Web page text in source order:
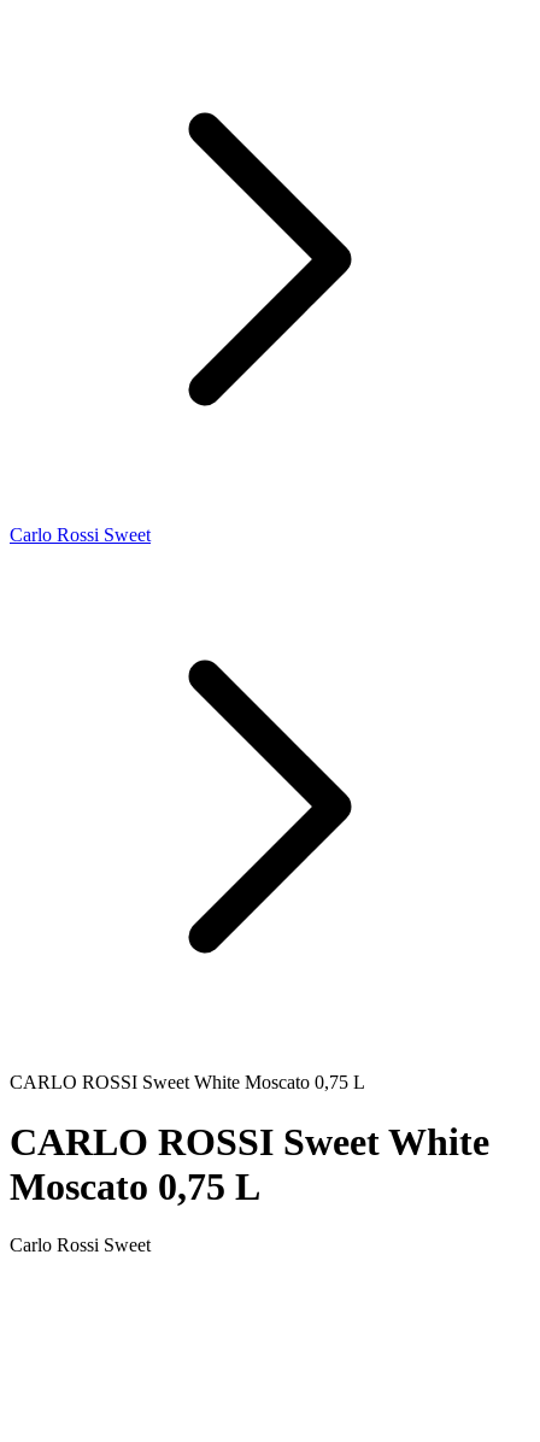
Carlo Rossi Sweet
CARLO ROSSI Sweet White Moscato 0,75 L
CARLO ROSSI Sweet White
Moscato 0,75 L
Carlo Rossi Sweet